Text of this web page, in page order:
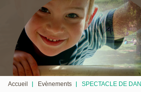
Accueil Evènements SPECTACLE DE